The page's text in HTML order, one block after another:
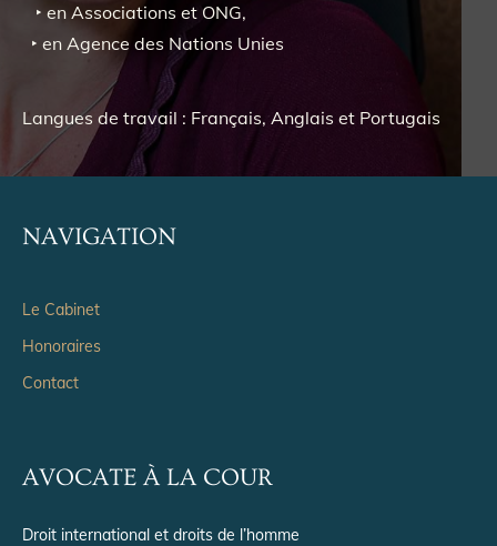
‣ en Associations et ONG,
‣ en Agence des Nations Unies
Langues de travail : Français, Anglais et Portugais
NAVIGATION
Le Cabinet
Honoraires
Contact
AVOCATE À LA COUR
Droit international et droits de l’homme